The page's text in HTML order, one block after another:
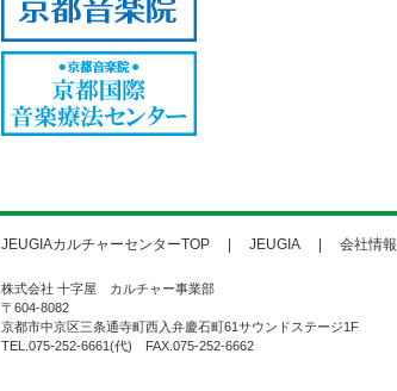
JEUGIAカルチャーセンターTOP JEUGIA 会社情報
株式会社 十字屋 カルチャー事業部
〒604-8082
京都市中京区三条通寺町西入弁慶石町61サウンドステージ1F
TEL.075-252-6661(代) FAX.075-252-6662